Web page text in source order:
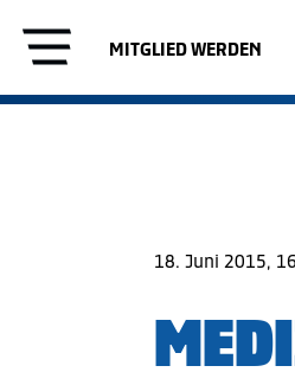
MITGLIED WERDEN
18. Juni 2015,